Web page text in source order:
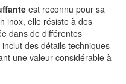
est reconnu pour sa
inox, elle résiste à des
dans de différentes
des détails techniques
une valeur considérable à